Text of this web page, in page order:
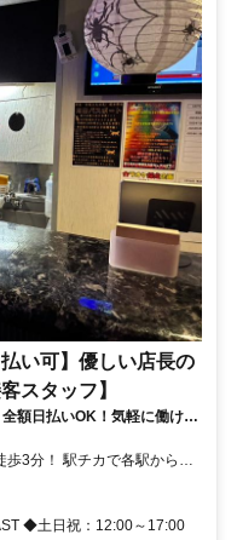
い可】優しい店長の
スタッフ】
額日払いOK！気軽に働ける
にもオススメ✩ˎˊ˗飲食店の
寄り道感覚で出勤も♪ 秋
ら乗換えなしで通勤便利！
からも電車1本でらくらくア
◆土日祝：12:00～17:00